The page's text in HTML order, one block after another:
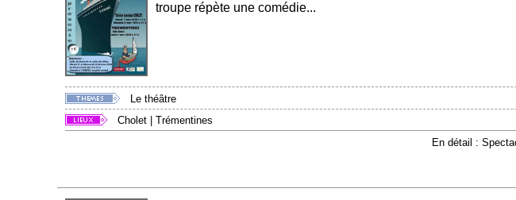
troupe répète une comédie...
Le théâtre
Cholet
Trémentines
En détail :